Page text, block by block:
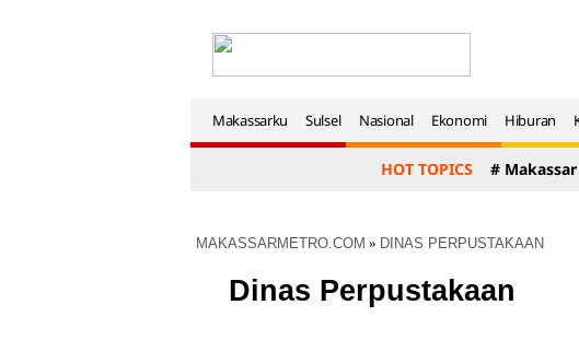
Makassarku Sulsel Nasional Ekonomi Hiburan
HOT TOPICS # Makassar
MAKASSARMETRO.COM » DINAS PERPUSTAKAAN
Dinas Perpustakaan